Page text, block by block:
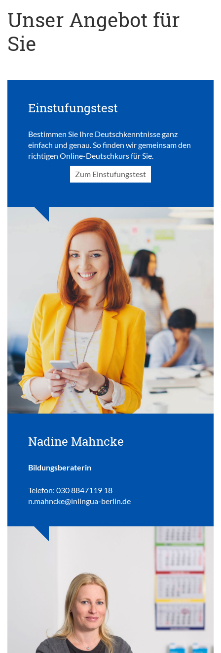
Unser Angebot für
Sie
Einstufungstest
Bestimmen Sie Ihre Deutschkenntnisse ganz
einfach und genau. So finden wir gemeinsam den
richtigen Online-Deutschkurs für Sie.
Zum Einstufungstest
Nadine Mahncke
Bildungsberaterin
Telefon: 030 8847119 18
n.mahncke@inlingua-berlin.de